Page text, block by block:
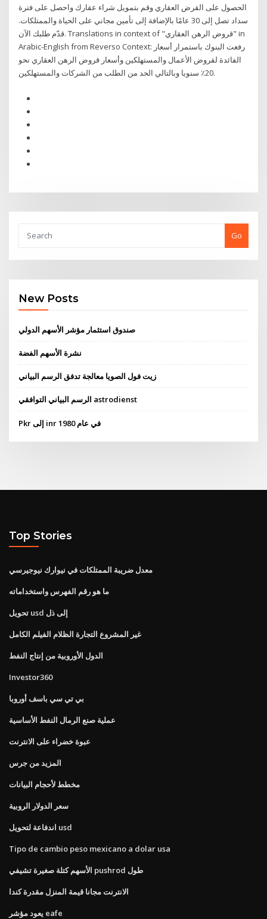
الحصول على القرض العقاري وقم بتمويل شراء عقارك واحصل على فترة
سداد تصل إلى 30 عامًا بالإضافة إلى تأمين مجاني على الحياة والممتلكات.
قدّم طلبك الآن. Translations in context of "قروض الرهن العقاري" in
Arabic-English from Reverso Context: رفعت البنوك باستمرار أسعار
الفائدة لقروض الأعمال والمستهلكين وأسعار قروض الرهن العقاري نحو
20٪ سنويا وبالتالي الحد من الطلب من الشركات والمستهلكين.
Go
New Posts
صندوق استثمار مؤشر الأسهم الدولي
نشرة الأسهم الفضة
زيت فول الصويا معالجة تدفق الرسم البياني
الرسم البياني التوافقي astrodienst
Pkr إلى inr في عام 1980
Top Stories
معدل ضريبة الممتلكات في نيوارك نيوجيرسي
ما هو رقم الفهرس واستخداماته
تحويل usd إلى ذل
غير المشروع التجارة الظلام الفيلم الكامل
الدول الأوروبية من إنتاج النفط
Investor360
بي تي سي باسف أوروبا
عملية صنع الرمال النفط الأساسية
عبوة خضراء على الانترنت
المزيد من جرس
مخطط لأحجام البيانات
سعر الدولار الروبية
اندفاعة لتحويل usd
Tipo de cambio peso mexicano a dolar usa
الأسهم كتلة صغيرة تشيفي pushrod طول
الانترنت مجانا قيمة المنزل مقدرة كندا
يعود مؤشر eafe